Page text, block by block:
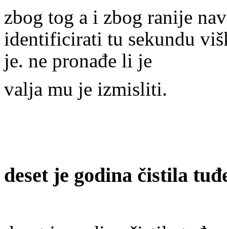
zbog tog a i zbog ranije
identificirati tu sekundu
je. ne pronađe li je
valja mu je izmisliti.
deset je godina čistila